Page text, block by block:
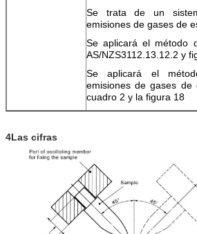
Se trata de un
emisiones de gases de
Se aplicará el método
AS/NZS3112.13.12.2 y
Se aplicará el
emisiones de gases de
cuadro 2 y la figura 18
4Las cifras